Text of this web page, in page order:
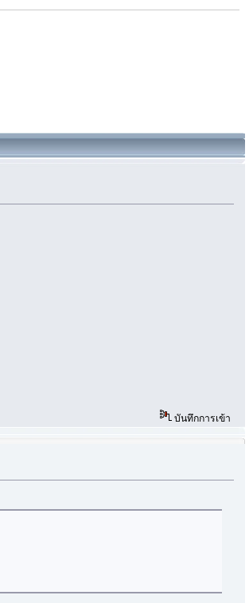
บันทึกการเข้า